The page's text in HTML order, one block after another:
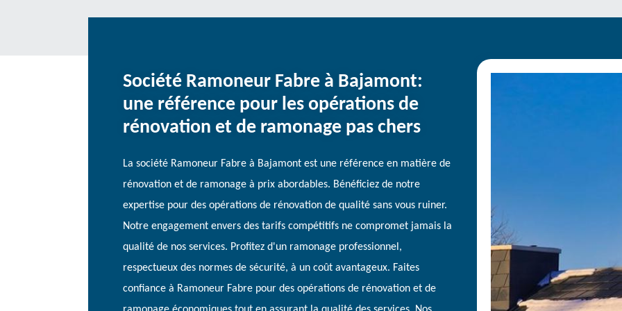
Société Ramoneur Fabre à Bajamont:
une référence pour les opérations de
rénovation et de ramonage pas chers
La société Ramoneur Fabre à Bajamont est une référence en matière de
rénovation et de ramonage à prix abordables. Bénéficiez de notre
expertise pour des opérations de rénovation de qualité sans vous ruiner.
Notre engagement envers des tarifs compétitifs ne compromet jamais la
qualité de nos services. Profitez d'un ramonage professionnel,
respectueux des normes de sécurité, à un coût avantageux. Faites
confiance à Ramoneur Fabre pour des opérations de rénovation et de